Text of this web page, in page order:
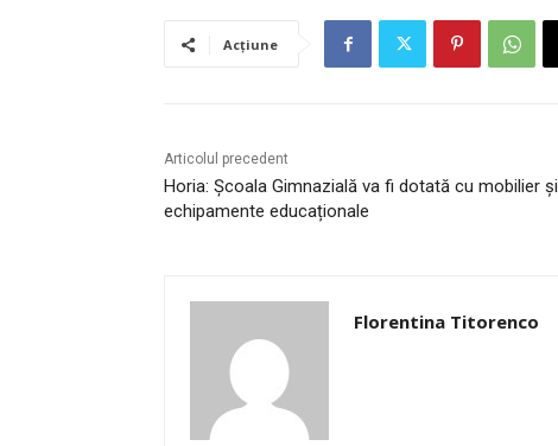
Acțiune
Articolul precedent
Horia: Școala Gimnazială va fi dotată cu mobilier și
echipamente educaționale
Florentina Titorenco